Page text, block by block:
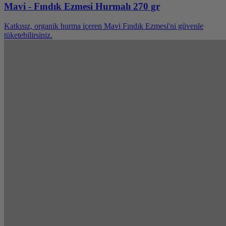
Mavi - Fındık Ezmesi Hurmalı 270 gr
Katkısız, organik hurma içeren Mavi Fındık Ezmesi'ni güvenle
tüketebilirsiniz.